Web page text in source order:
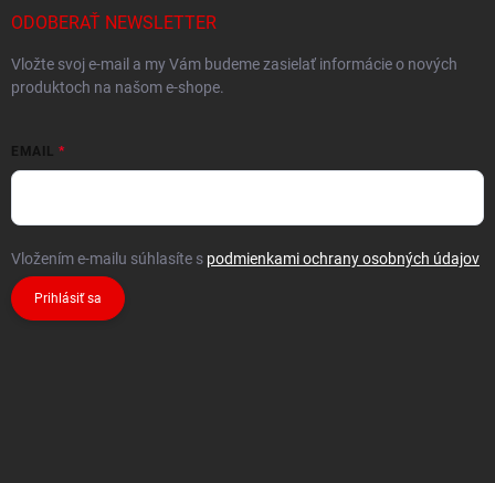
ODOBERAŤ NEWSLETTER
Vložte svoj e-mail a my Vám budeme zasielať informácie o nových
produktoch na našom e-shope.
EMAIL
Vložením e-mailu súhlasíte s podmienkami ochrany osobných údajov
Prihlásiť sa